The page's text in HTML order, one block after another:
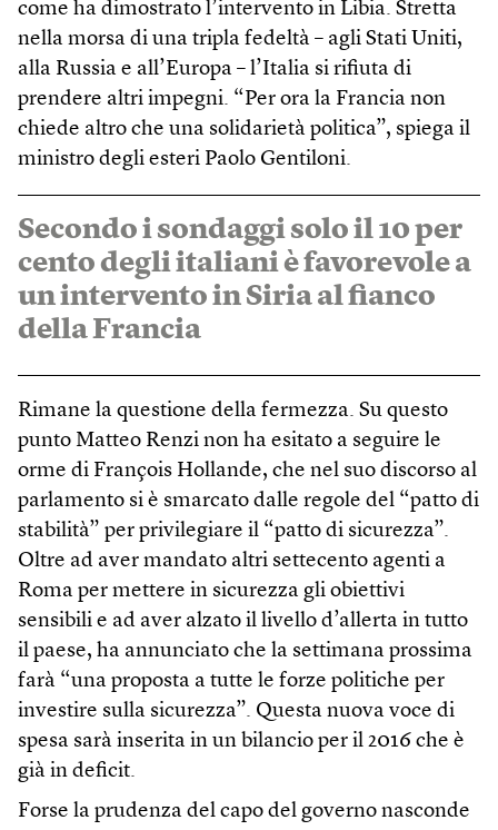
come ha dimostrato l’intervento in Libia. Stretta
nella morsa di una tripla fedeltà – agli Stati Uniti,
alla Russia e all’Europa – l’Italia si rifiuta di
prendere altri impegni. “Per ora la Francia non
chiede altro che una solidarietà politica”, spiega il
ministro degli esteri Paolo Gentiloni.
Secondo i sondaggi solo il 10 per
cento degli italiani è favorevole a
un intervento in Siria al fianco
della Francia
Rimane la questione della fermezza. Su questo
punto Matteo Renzi non ha esitato a seguire le
orme di François Hollande, che nel suo discorso al
parlamento si è smarcato dalle regole del “patto di
stabilità” per privilegiare il “patto di sicurezza”.
Oltre ad aver mandato altri settecento agenti a
Roma per mettere in sicurezza gli obiettivi
sensibili e ad aver alzato il livello d’allerta in tutto
il paese, ha annunciato che la settimana prossima
farà “una proposta a tutte le forze politiche per
investire sulla sicurezza”. Questa nuova voce di
spesa sarà inserita in un bilancio per il 2016 che è
già in deficit.
Forse la prudenza del capo del governo nasconde